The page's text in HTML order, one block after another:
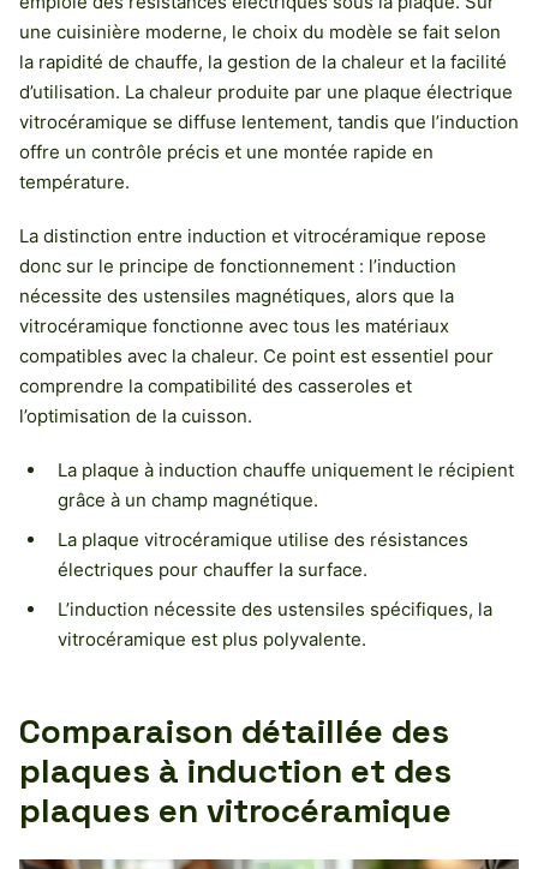
une cuisinière moderne, le choix du modèle se fait selon
la rapidité de chauffe, la gestion de la chaleur et la facilité
d’utilisation. La chaleur produite par une plaque électrique
vitrocéramique se diffuse lentement, tandis que l’induction
offre un contrôle précis et une montée rapide en
température.
La distinction entre induction et vitrocéramique repose
donc sur le principe de fonctionnement : l’induction
nécessite des ustensiles magnétiques, alors que la
vitrocéramique fonctionne avec tous les matériaux
compatibles avec la chaleur. Ce point est essentiel pour
comprendre la compatibilité des casseroles et
l’optimisation de la cuisson.
La plaque à induction chauffe uniquement le récipient
grâce à un champ magnétique.
La plaque vitrocéramique utilise des résistances
électriques pour chauffer la surface.
L’induction nécessite des ustensiles spécifiques, la
vitrocéramique est plus polyvalente.
Comparaison détaillée des
plaques à induction et des
plaques en vitrocéramique